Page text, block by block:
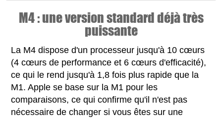
M4 : une version standard déjà très
puissante
La M4 dispose d'un processeur jusqu'à 10 cœurs
(4 cœurs de performance et 6 cœurs d'efficacité),
ce qui le rend jusqu'à 1,8 fois plus rapide que la
M1. Apple se base sur la M1 pour les
comparaisons, ce qui confirme qu'il n'est pas
nécessaire de changer si vous êtes sur une